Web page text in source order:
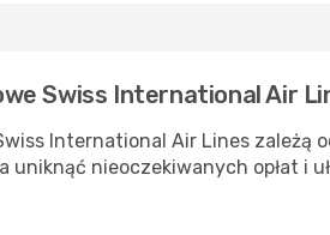
Swiss International Air
International Air Lines
uniknąć nieoczekiwanych opłat i